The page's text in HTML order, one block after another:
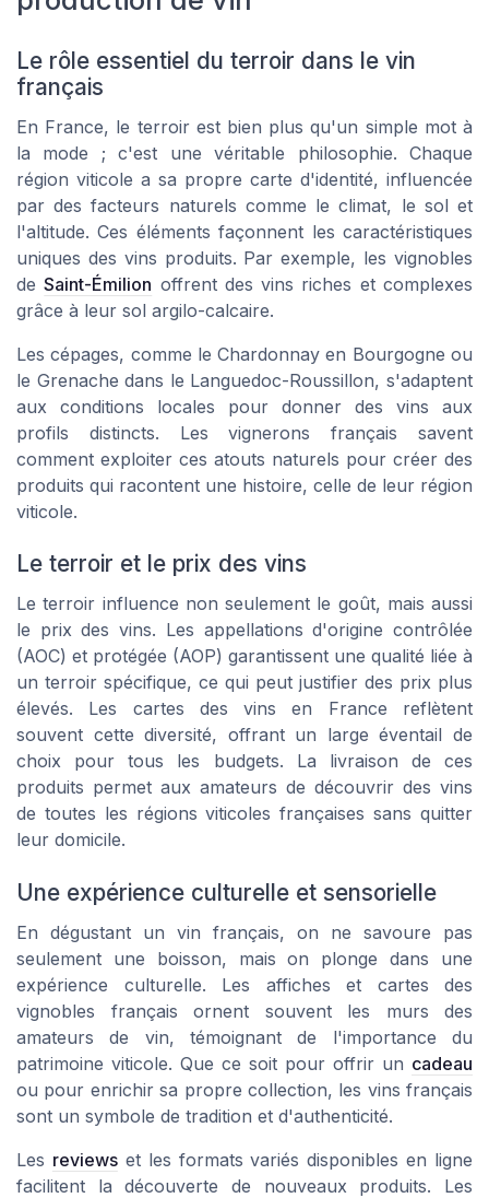
Le rôle essentiel du terroir dans le vin
français
En France, le terroir est bien plus qu'un simple mot à
la mode ; c'est une véritable philosophie. Chaque
région viticole a sa propre carte d'identité, influencée
par des facteurs naturels comme le climat, le sol et
l'altitude. Ces éléments façonnent les caractéristiques
uniques des vins produits. Par exemple, les vignobles
deSaint-Émilion offrent des vins riches et complexes
grâce à leur sol argilo-calcaire.
Les cépages, comme le Chardonnay en Bourgogne ou
le Grenache dans le Languedoc-Roussillon, s'adaptent
aux conditions locales pour donner des vins aux
profils distincts. Les vignerons français savent
comment exploiter ces atouts naturels pour créer des
produits qui racontent une histoire, celle de leur région
viticole.
Le terroir et le prix des vins
Le terroir influence non seulement le goût, mais aussi
le prix des vins. Les appellations d'origine contrôlée
(AOC) et protégée (AOP) garantissent une qualité liée à
un terroir spécifique, ce qui peut justifier des prix plus
élevés. Les cartes des vins en France reflètent
souvent cette diversité, offrant un large éventail de
choix pour tous les budgets. La livraison de ces
produits permet aux amateurs de découvrir des vins
de toutes les régions viticoles françaises sans quitter
leur domicile.
Une expérience culturelle et sensorielle
En dégustant un vin français, on ne savoure pas
seulement une boisson, mais on plonge dans une
expérience culturelle. Les affiches et cartes des
vignobles français ornent souvent les murs des
amateurs de vin, témoignant de l'importance du
patrimoine viticole. Que ce soit pour offrir un cadeau
ou pour enrichir sa propre collection, les vins français
sont un symbole de tradition et d'authenticité.
Les reviewset les formats variés disponibles en ligne
facilitent la découverte de nouveaux produits. Les